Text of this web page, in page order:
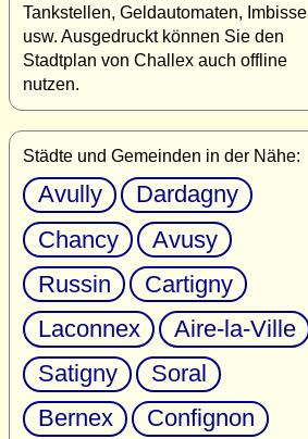
Tankstellen, Geldautomaten, Imbisse
usw. Ausgedruckt können Sie den
Stadtplan von Challex auch offline
nutzen.
Städte und Gemeinden in der Nähe:
Avully
Dardagny
Chancy
Avusy
Russin
Cartigny
Laconnex
Aire-la-Ville
Satigny
Soral
Bernex
Confignon